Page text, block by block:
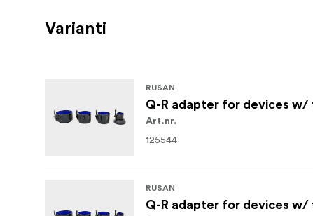
Varianti
RUSAN
Q-R adapter for devices w/
Art.nr.
125544
RUSAN
Q-R adapter for devices w/